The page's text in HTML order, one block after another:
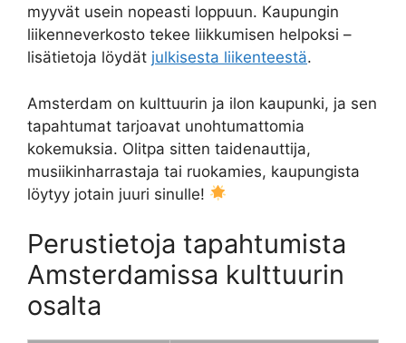
myyvät usein nopeasti loppuun. Kaupungin
liikenneverkosto tekee liikkumisen helpoksi –
lisätietoja löydät julkisesta liikenteestä.
Amsterdam on kulttuurin ja ilon kaupunki, ja sen
tapahtumat tarjoavat unohtumattomia
kokemuksia. Olitpa sitten taidenauttija,
musiikinharrastaja tai ruokamies, kaupungista
löytyy jotain juuri sinulle!
Perustietoja tapahtumista
Amsterdamissa kulttuurin
osalta